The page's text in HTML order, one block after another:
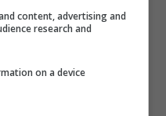
come il
il guadagno
content, advertising and
research and
on a device